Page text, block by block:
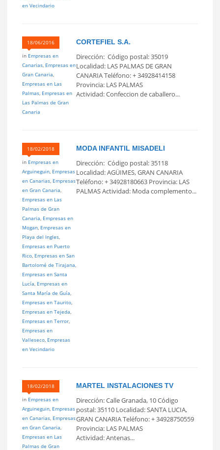
en Vecindario
18/06/2016
in Empresas en
Canarias, Empresas en
Gran Canaria,
Empresas en Las
Palmas, Empresas en
Las Palmas de Gran
Canaria
CORTEFIEL S.A.
Dirección: Código postal: 35019
Localidad: LAS PALMAS DE GRAN
CANARIA Teléfono: + 34928414158
Provincia: LAS PALMAS
Actividad: Confeccion de caballero...
18/02/2018
in Empresas en
Arguineguin, Empresas
en Canarias, Empresas
en Gran Canaria,
Empresas en Las
Palmas de Gran
Canaria, Empresas en
Mogan, Empresas en
Playa del Ingles,
Empresas en Puerto
Rico, Empresas en San
Bartolomé de Tirajana,
Empresas en Santa
Lucía, Empresas en
Santa María de Guía,
Empresas en Taurito,
Empresas en Tejeda,
Empresas en Terror,
Empresas en
Valleseco, Empresas
en Vecindario
MODA INFANTIL MISADELI
Dirección: Código postal: 35118
Localidad: AGÜIMES, GRAN CANARIA
Teléfono: + 34928180663 Provincia: LAS
PALMAS Actividad: Moda complemento...
18/02/2018
in Empresas en
Arguineguin, Empresas
en Canarias, Empresas
en Gran Canaria,
Empresas en Las
Palmas de Gran
MARTEL INSTALACIONES TV
Dirección: Calle Granada, 10 Código
postal: 35110 Localidad: SANTA LUCIA,
GRAN CANARIA Teléfono: + 34928750559
Provincia: LAS PALMAS
Actividad: Antenas...